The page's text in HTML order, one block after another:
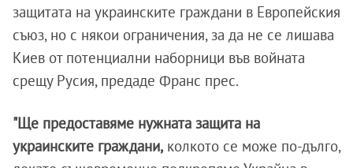
защитата на украинските граждани в Европейския
съюз, но с някои ограничения, за да не се лишава
Киев от потенциални наборници във войната
срещу Русия, предаде Франс прес.
"Ще предоставяме нужната защита на
украинските граждани, колкото се може по-дълго,